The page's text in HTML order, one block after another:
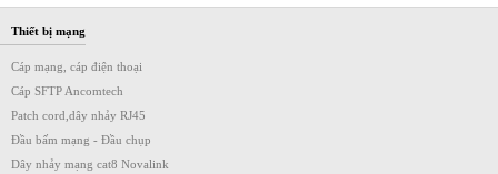
Thiết bị mạng
Cáp mạng, cáp điện thoại
Cáp SFTP Ancomtech
Patch cord,dây nhảy RJ45
Đầu bấm mạng - Đầu chụp
Dây nhảy mạng cat8 Novalink